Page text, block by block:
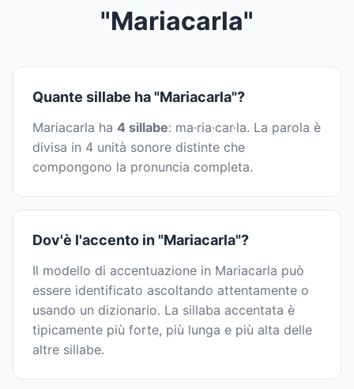
"Mariacarla"
Quante sillabe ha "Mariacarla"?
Mariacarla ha 4 sillabe: ma·ria·car·la. La parola è
divisa in 4 unità sonore distinte che
compongono la pronuncia completa.
Dov'è l'accento in "Mariacarla"?
Il modello di accentuazione in Mariacarla può
essere identificato ascoltando attentamente o
usando un dizionario. La sillaba accentata è
tipicamente più forte, più lunga e più alta delle
altre sillabe.